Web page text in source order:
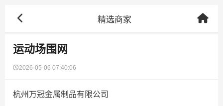
精选商家
运动场围网
2026-05-06 07:40:06
杭州万冠金属制品有限公司